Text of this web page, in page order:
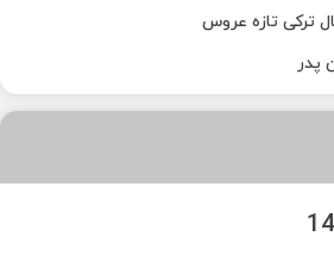
ترکی تازه عروس
پدر